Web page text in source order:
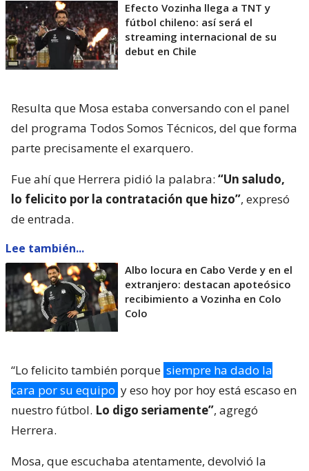
Efecto Vozinha llega a TNT y
fútbol chileno: así será el
streaming internacional de su
debut en Chile
Resulta que Mosa estaba conversando con el panel
del programa Todos Somos Técnicos, del que forma
parte precisamente el exarquero.
Fue ahí que Herrera pidió la palabra: “Un saludo,
lo felicito por la contratación que hizo”, expresó
de entrada.
Lee también...
Albo locura en Cabo Verde y en el
extranjero: destacan apoteósico
recibimiento a Vozinha en Colo
Colo
“Lo felicito también porque siempre ha dado la
cara por su equipo y eso hoy por hoy está escaso en
nuestro fútbol. Lo digo seriamente”, agregó
Herrera.
Mosa, que escuchaba atentamente, devolvió la